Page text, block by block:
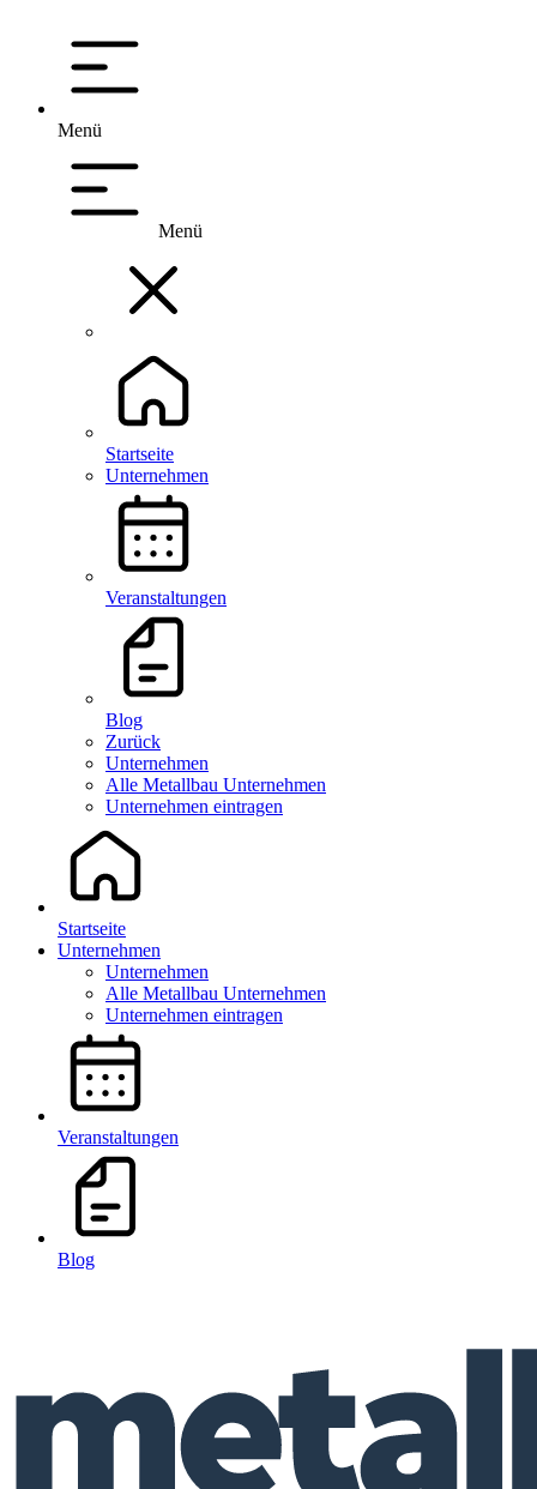
Menü
Menü
Startseite
Unternehmen
Veranstaltungen
Blog
Zurück
Unternehmen
Alle Metallbau Unternehmen
Unternehmen eintragen
Startseite
Unternehmen
Unternehmen
Alle Metallbau Unternehmen
Unternehmen eintragen
Veranstaltungen
Blog